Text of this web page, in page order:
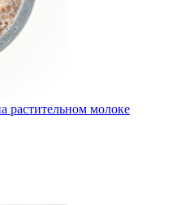
растительном молоке